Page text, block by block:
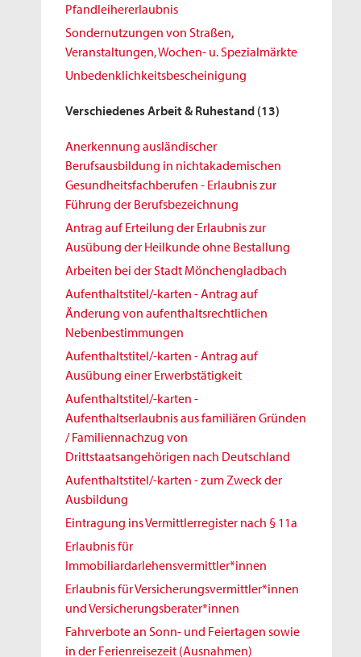
Pfandleihererlaubnis
Sondernutzungen von Straßen,
Veranstaltungen, Wochen- u. Spezialmärkte
Unbedenklichkeitsbescheinigung
Verschiedenes Arbeit & Ruhestand (13)
Anerkennung ausländischer
Berufsausbildung in nichtakademischen
Gesundheitsfachberufen - Erlaubnis zur
Führung der Berufsbezeichnung
Antrag auf Erteilung der Erlaubnis zur
Ausübung der Heilkunde ohne Bestallung
Arbeiten bei der Stadt Mönchengladbach
Aufenthaltstitel/-karten - Antrag auf
Änderung von aufenthaltsrechtlichen
Nebenbestimmungen
Aufenthaltstitel/-karten - Antrag auf
Ausübung einer Erwerbstätigkeit
Aufenthaltstitel/-karten -
Aufenthaltserlaubnis aus familiären Gründen
/ Familiennachzug von
Drittstaatsangehörigen nach Deutschland
Aufenthaltstitel/-karten - zum Zweck der
Ausbildung
Eintragung ins Vermittlerregister nach § 11a
Erlaubnis für
Immobiliardarlehensvermittler*innen
Erlaubnis für Versicherungsvermittler*innen
und Versicherungsberater*innen
Fahrverbote an Sonn- und Feiertagen sowie
in der Ferienreisezeit (Ausnahmen)